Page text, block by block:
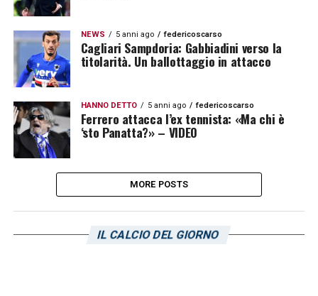
NEWS 5 anni ago federicoscarso
Cagliari Sampdoria: Gabbiadini verso la
titolarità. Un ballottaggio in attacco
HANNO DETTO 5 anni ago federicoscarso
Ferrero attacca l’ex tennista: «Ma chi è
‘sto Panatta?» – VIDEO
MORE POSTS
IL CALCIO DEL GIORNO